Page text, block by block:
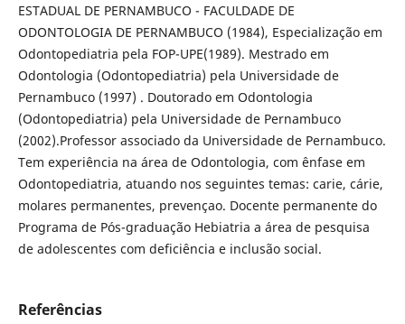
ESTADUAL DE PERNAMBUCO - FACULDADE DE
ODONTOLOGIA DE PERNAMBUCO (1984), Especialização em
Odontopediatria pela FOP-UPE(1989). Mestrado em
Odontologia (Odontopediatria) pela Universidade de
Pernambuco (1997) . Doutorado em Odontologia
(Odontopediatria) pela Universidade de Pernambuco
(2002).Professor associado da Universidade de Pernambuco.
Tem experiência na área de Odontologia, com ênfase em
Odontopediatria, atuando nos seguintes temas: carie, cárie,
molares permanentes, prevençao. Docente permanente do
Programa de Pós-graduação Hebiatria a área de pesquisa
de adolescentes com deficiência e inclusão social.
Referências